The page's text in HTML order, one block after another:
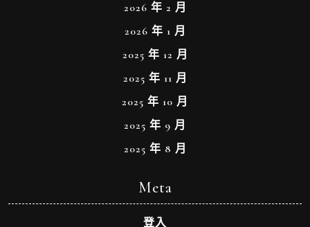
2026 年 2 月
2026 年 1 月
2025 年 12 月
2025 年 11 月
2025 年 10 月
2025 年 9 月
2025 年 8 月
Meta
登入